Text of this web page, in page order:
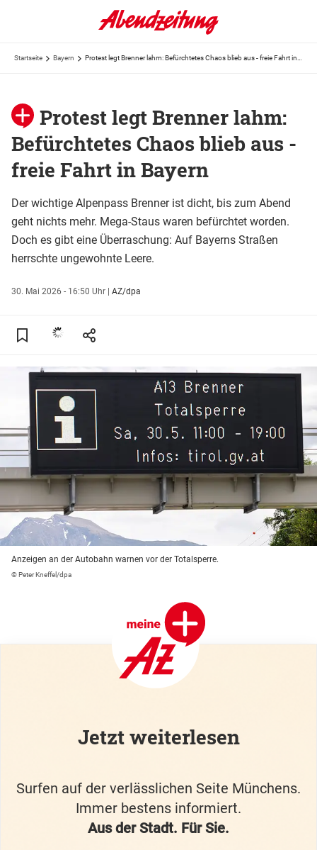
Startseite Bayern
Protest legt Brenner lahm:
Befürchtetes Chaos blieb aus -
freie Fahrt in Bayern
Der wichtige Alpenpass Brenner ist dicht, bis zum Abend
geht nichts mehr. Mega-Staus waren befürchtet worden.
Doch es gibt eine Überraschung: Auf Bayerns Straßen
herrschte ungewohnte Leere.
30. Mai 2026 - 16:50 Uhr | AZ/dpa
Anzeigen an der Autobahn warnen vor der Totalsperre.
© Peter Kneffel/dpa
Jetzt weiterlesen
Surfen auf der verlässlichen Seite Münchens.
Immer bestens informiert.
Aus der Stadt. Für Sie.